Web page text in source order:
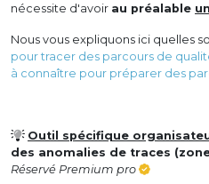
nécessite d'avoir au préalable
Nous vous expliquons ici quelles
pour tracer des parcours de
à connaître pour préparer des
Outil spécifique
des anomalies de traces
Réservé Premium pro